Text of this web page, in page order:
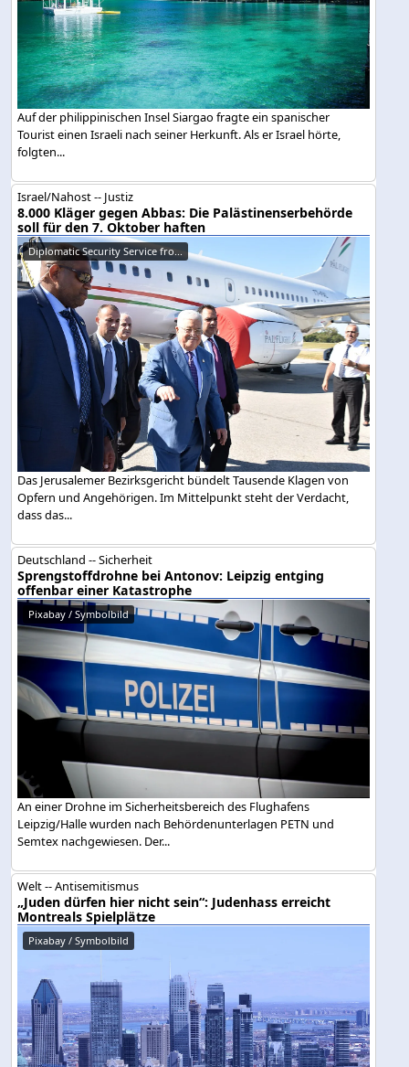
Auf der philippinischen Insel Siargao fragte ein spanischer
Tourist einen Israeli nach seiner Herkunft. Als er Israel hörte,
folgten...
Israel/Nahost -- Justiz
8.000 Kläger gegen Abbas: Die Palästinenserbehörde
soll für den 7. Oktober haften
Diplomatic Security Service fro...
Das Jerusalemer Bezirksgericht bündelt Tausende Klagen von
Opfern und Angehörigen. Im Mittelpunkt steht der Verdacht,
dass das...
Deutschland -- Sicherheit
Sprengstoffdrohne bei Antonov: Leipzig entging
offenbar einer Katastrophe
Pixabay / Symbolbild
An einer Drohne im Sicherheitsbereich des Flughafens
Leipzig/Halle wurden nach Behördenunterlagen PETN und
Semtex nachgewiesen. Der...
Welt -- Antisemitismus
„Juden dürfen hier nicht sein“: Judenhass erreicht
Montreals Spielplätze
Pixabay / Symbolbild